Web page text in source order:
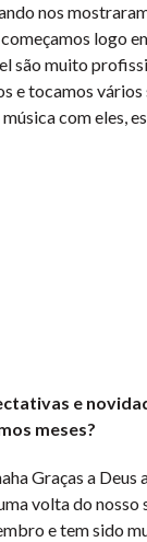
nos
logo
são muito
e tocamos vários
com eles,
e
meses?
Graças a Deus
volta do nosso
e tem sido